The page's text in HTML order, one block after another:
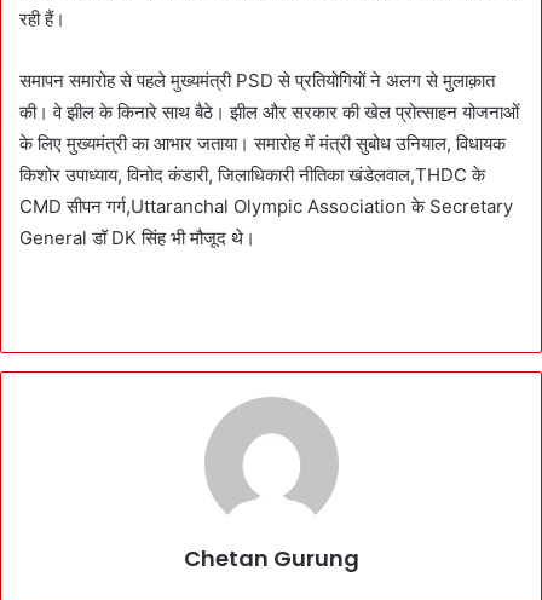
रही हैं।
समापन समारोह से पहले मुख्यमंत्री PSD से प्रतियोगियों ने अलग से मुलाक़ात
की। वे झील के किनारे साथ बैठे। झील और सरकार की खेल प्रोत्साहन योजनाओं
के लिए मुख्यमंत्री का आभार जताया। समारोह में मंत्री सुबोध उनियाल, विधायक
किशोर उपाध्याय, विनोद कंडारी, जिलाधिकारी नीतिका खंडेलवाल,THDC के
CMD सीपन गर्ग,Uttaranchal Olympic Association के Secretary
General डॉ DK सिंह भी मौजूद थे।
Chetan Gurung